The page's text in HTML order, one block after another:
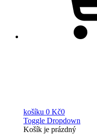
košíku 0 Kč0
Toggle Dropdown
Košík je prázdný